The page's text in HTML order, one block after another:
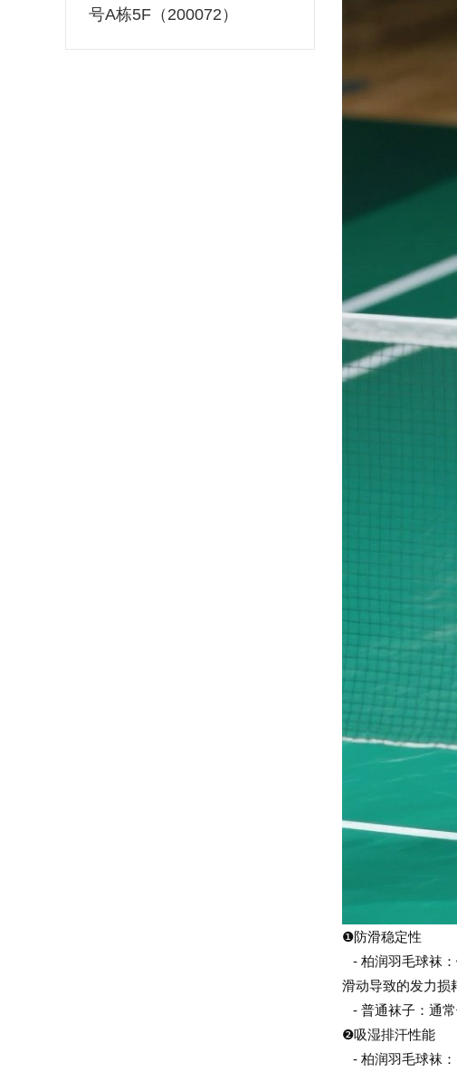
号A栋5F（200072）
❶防滑稳定性
- 柏润羽毛球袜
滑动导致的发力损
- 普通袜子：通常
❷吸湿排汗性能
- 柏润羽毛球袜